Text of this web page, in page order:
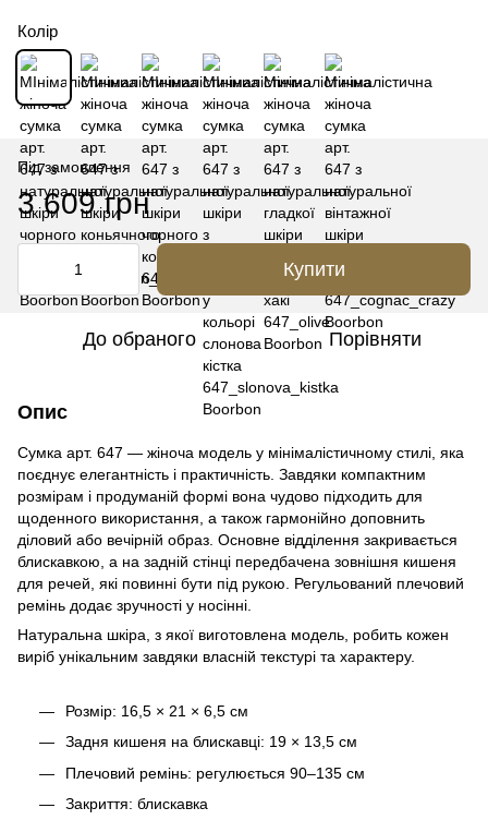
Колір
Під замовлення
3 609 грн
Купити
До обраного Порівняти
Опис
Сумка арт. 647 — жіноча модель у мінімалістичному стилі, яка
поєднує елегантність і практичність. Завдяки компактним
розмірам і продуманій формі вона чудово підходить для
щоденного використання, а також гармонійно доповнить
діловий або вечірній образ. Основне відділення закривається
блискавкою, а на задній стінці передбачена зовнішня кишеня
для речей, які повинні бути під рукою. Регульований плечовий
ремінь додає зручності у носінні.
Натуральна шкіра, з якої виготовлена модель, робить кожен
виріб унікальним завдяки власній текстурі та характеру.
Розмір: 16,5 × 21 × 6,5 см
Задня кишеня на блискавці: 19 × 13,5 см
Плечовий ремінь: регулюється 90–135 см
Закриття: блискавка